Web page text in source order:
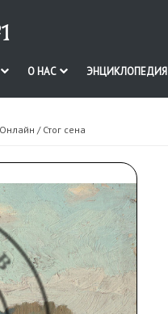
О НАС ЭНЦИКЛОПЕДИЯ
/ Стог сена